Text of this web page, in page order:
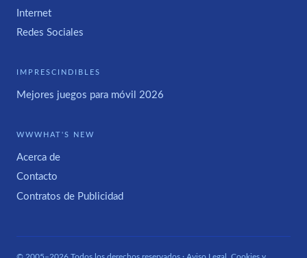
Internet
Redes Sociales
IMPRESCINDIBLES
Mejores juegos para móvil 2026
WWWHAT'S NEW
Acerca de
Contacto
Contratos de Publicidad